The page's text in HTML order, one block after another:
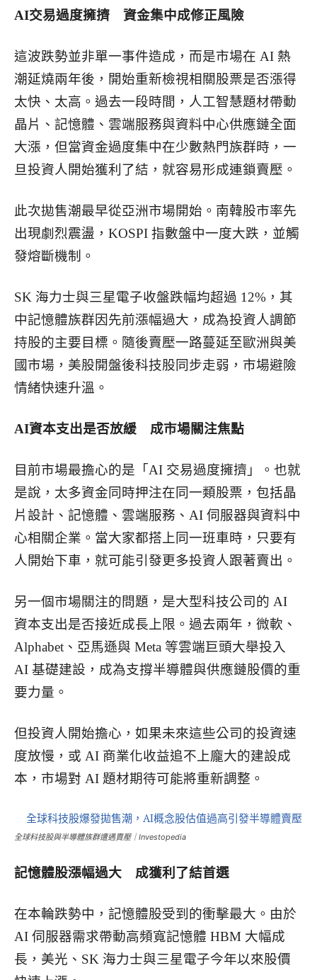
AI交易過度擁擠 資金集中成修正風險
這波跌勢並非單一事件造成，而是市場在 AI 熱
潮延燒兩年後，開始重新檢視相關股票是否漲得
太快、太高。過去一段時間，人工智慧題材帶動
晶片、記憶體、雲端服務與資料中心供應鏈全面
大漲，但當資金過度集中在少數熱門族群時，一
旦投資人開始獲利了結，就容易形成連鎖賣壓。
此次拋售潮最早從亞洲市場開始。南韓股市率先
出現劇烈震盪，KOSPI 指數盤中一度大跌，並觸
發熔斷機制。
SK 海力士與三星電子收盤跌幅均超過 12%，其
中記憶體族群因先前漲幅過大，成為投資人調節
持股的主要目標。隨後賣壓一路蔓延至歐洲與美
國市場，美股開盤後科技股同步走弱，市場避險
情緒快速升溫。
AI資本支出是否放緩 成市場關注焦點
目前市場最擔心的是「AI 交易過度擁擠」。也就
是說，太多資金同時押注在同一類股票，包括晶
片設計、記憶體、雲端服務、AI 伺服器與資料中
心相關企業。當大家都搭上同一班車時，只要有
人開始下車，就可能引發更多投資人跟著賣出。
另一個市場關注的問題，是大型科技公司的 AI
資本支出是否接近成長上限。過去兩年，微軟、
Alphabet、亞馬遜與 Meta 等雲端巨頭大舉投入
AI 基礎建設，成為支撐半導體與供應鏈股價的重
要力量。
但投資人開始擔心，如果未來這些公司的投資速
度放慢，或 AI 商業化收益追不上龐大的建設成
本，市場對 AI 題材期待可能將重新調整。
全球科技股與半導體族群遭遇賣壓｜Investopedia
記憶體股漲幅過大 成獲利了結首選
在本輪跌勢中，記憶體股受到的衝擊最大。由於
AI 伺服器需求帶動高頻寬記憶體 HBM 大幅成
長，美光、SK 海力士與三星電子今年以來股價